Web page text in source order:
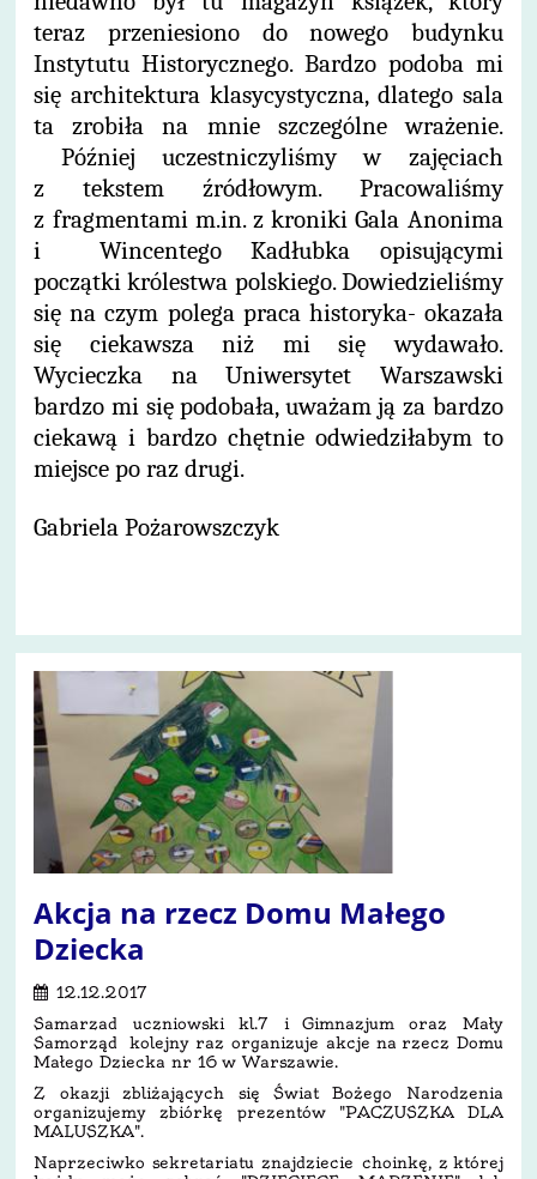
teraz przeniesiono do nowego budynku
Instytutu Historycznego. Bardzo podoba mi
się architektura klasycystyczna, dlatego sala
ta zrobiła na mnie szczególne wrażenie.
Później uczestniczyliśmy w zajęciach
z tekstem źródłowym. Pracowaliśmy
z fragmentami m.in. z kroniki Gala Anonima
i Wincentego Kadłubka opisującymi
początki królestwa polskiego. Dowiedzieliśmy
się na czym polega praca historyka- okazała
się ciekawsza niż mi się wydawało.
Wycieczka na Uniwersytet Warszawski
bardzo mi się podobała, uważam ją za bardzo
ciekawą i bardzo chętnie odwiedziłabym to
miejsce po raz drugi.
Gabriela Pożarowszczyk
Akcja na rzecz Domu Małego
Dziecka
12.12.2017
Samarzad uczniowski kl.7 i Gimnazjum oraz Mały
Samorząd kolejny raz organizuje akcje na rzecz Domu
Małego Dziecka nr 16 w Warszawie.
Z okazji zbliżających się Świat Bożego Narodzenia
organizujemy zbiórkę prezentów "PACZUSZKA DLA
MALUSZKA".
Naprzeciwko sekretariatu znajdziecie choinkę, z której